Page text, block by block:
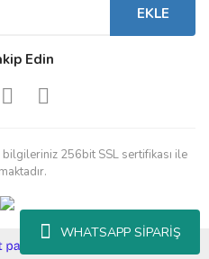
WHATSAPP SİPARİŞ
EKLE
Edin
bilgileriniz 256bit SSL sertifikası ile